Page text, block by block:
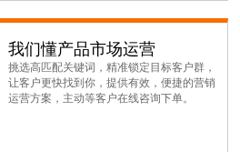
我们懂产品市场运营
挑选高匹配关键词，精准锁定目标客户群，
让客户更快找到你，提供有效，便捷的营销
运营方案，主动等客户在线咨询下单。